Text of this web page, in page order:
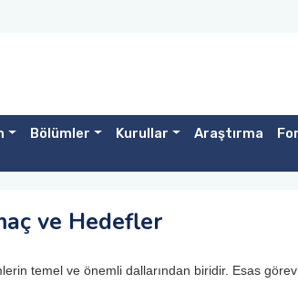
Bölümler Kurullar Araştırma
ve Hedefler
temel ve önemli dallarından biridir. Esas